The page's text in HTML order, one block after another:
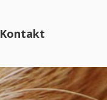
Kontakt